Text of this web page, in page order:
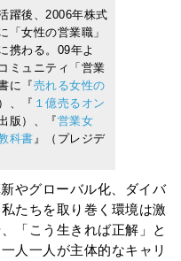
躍後、2006年株式
「女性の営業職」
携わる。09年よ
ミュニティ「営業
に『売れる女性の
、『 １億売るオン
版）、『営業女
科書』（プレジデ
やグローバル化、ダイバ
たちを取り巻く環境は激
「こう生きれば正解」と
人一人が主体的なキャリ